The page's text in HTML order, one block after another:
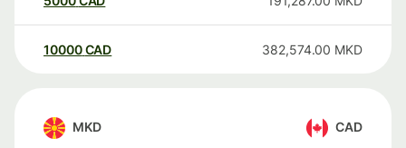
10000 CAD 382,574.00 MKD
MKD CAD